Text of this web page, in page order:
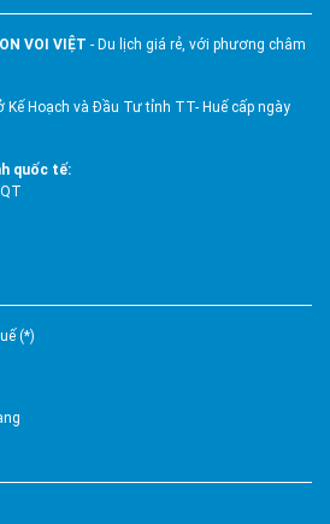
VOI VIỆT - Du lịch giá rẻ, với phương châm
Kế Hoạch và Đầu Tư tỉnh TT- Huế cấp ngày
quốc tế:
(*)